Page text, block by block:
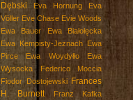
Dębski
Eva Hornung
Eva
Völler Eve Chase Evie Woods
Ewa Bauer
Ewa Białołęcka
Ewa Kempisty-Jeznach
Ewa
Pirce
Ewa Woydyłło
Ewa
Wysocka
Federico Moccia
Fiodor Dostojewski
Frances
H. Burnett
Franz Kafka